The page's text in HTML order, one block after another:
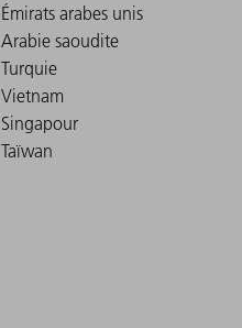
Émirats arabes unis
Arabie saoudite
Turquie
Vietnam
Singapour
Taïwan